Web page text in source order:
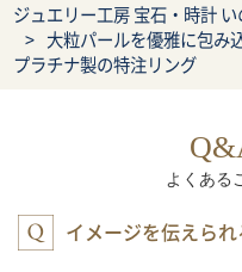
ジュエリー工房 宝石・時計
大粒パールを優雅に包み
プラチナ製の特注リング
よくある
イメージを伝えられ